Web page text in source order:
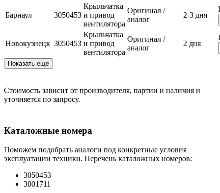
Барнаул 3050453
Крыльчатка
и привод
вентилятора
Оригинал /
аналог
2-3 дня
Новокузнецк 3050453
Крыльчатка
и привод
вентилятора
Оригинал /
аналог
2 дня
Показать еще
Стоимость зависит от производителя, партии и наличия и
уточняется по запросу.
Каталожные номера
Поможем подобрать аналоги под конкретные условия
эксплуатации техники. Перечень каталожных номеров:
3050453
3001711